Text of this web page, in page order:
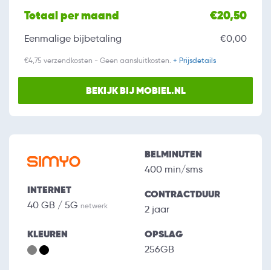
Totaal per maand €20,50
Eenmalige bijbetaling €0,00
€4,75 verzendkosten - Geen aansluitkosten. + Prijsdetails
BEKIJK BIJ MOBIEL.NL
INTERNET
40 GB / 5G netwerk
BELMINUTEN
400 min/sms
CONTRACTDUUR
2 jaar
KLEUREN OPSLAG
256GB